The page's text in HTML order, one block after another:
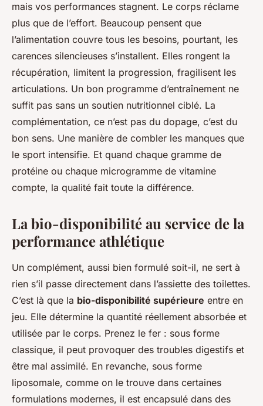
mais vos performances stagnent. Le corps réclame
plus que de l’effort. Beaucoup pensent que
l’alimentation couvre tous les besoins, pourtant, les
carences silencieuses s’installent. Elles rongent la
récupération, limitent la progression, fragilisent les
articulations. Un bon programme d’entraînement ne
suffit pas sans un soutien nutritionnel ciblé. La
complémentation, ce n’est pas du dopage, c’est du
bon sens. Une manière de combler les manques que
le sport intensifie. Et quand chaque gramme de
protéine ou chaque microgramme de vitamine
compte, la qualité fait toute la différence.
La bio-disponibilité au service de la
performance athlétique
Un complément, aussi bien formulé soit-il, ne sert à
rien s’il passe directement dans l’assiette des toilettes.
C’est là que la bio-disponibilité supérieure entre en
jeu. Elle détermine la quantité réellement absorbée et
utilisée par le corps. Prenez le fer : sous forme
classique, il peut provoquer des troubles digestifs et
être mal assimilé. En revanche, sous forme
liposomale, comme on le trouve dans certaines
formulations modernes, il est encapsulé dans des